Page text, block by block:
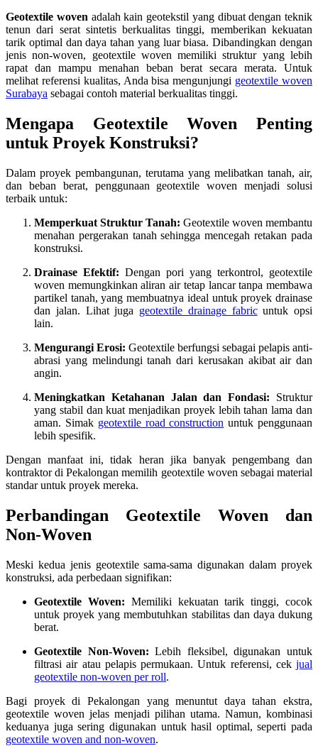
Geotextile woven adalah kain geotekstil yang dibuat dengan teknik
tenun dari serat sintetis berkualitas tinggi, memberikan kekuatan
tarik optimal dan daya tahan yang luar biasa. Dibandingkan dengan
jenis non-woven, geotextile woven memiliki struktur yang lebih
rapat dan mampu menahan beban berat secara merata. Untuk
melihat referensi kualitas, Anda bisa mengunjungi geotextile woven
Surabaya sebagai contoh material berkualitas tinggi.
Mengapa Geotextile Woven Penting
untuk Proyek Konstruksi?
Dalam proyek pembangunan, terutama yang melibatkan tanah, air,
dan beban berat, penggunaan geotextile woven menjadi solusi
terbaik untuk:
Memperkuat Struktur Tanah: Geotextile woven membantu
menahan pergerakan tanah sehingga mencegah retakan pada
konstruksi.
Drainase Efektif: Dengan pori yang terkontrol, geotextile
woven memungkinkan aliran air tetap lancar tanpa membawa
partikel tanah, yang membuatnya ideal untuk proyek drainase
dan jalan. Lihat juga geotextile drainage fabricuntuk opsi
lain.
Mengurangi Erosi: Geotextile berfungsi sebagai pelapis anti-
abrasi yang melindungi tanah dari kerusakan akibat air dan
angin.
Meningkatkan Ketahanan Jalan dan Fondasi: Struktur
yang stabil dan kuat menjadikan proyek lebih tahan lama dan
aman. Simak geotextile road construction untuk penggunaan
lebih spesifik.
Dengan manfaat ini, tidak heran jika banyak pengembang dan
kontraktor di Pekalongan memilih geotextile woven sebagai material
standar untuk proyek mereka.
Perbandingan Geotextile Woven dan
Non-Woven
Meski kedua jenis geotextile sama-sama digunakan dalam proyek
konstruksi, ada perbedaan signifikan:
Geotextile Woven: Memiliki kekuatan tarik tinggi, cocok
untuk proyek yang membutuhkan stabilitas dan daya dukung
berat.
Geotextile Non-Woven: Lebih fleksibel, digunakan untuk
filtrasi air atau pelapis permukaan. Untuk referensi, cek jual
geotextile non-woven per roll.
Bagi proyek di Pekalongan yang menuntut daya tahan ekstra,
geotextile woven jelas menjadi pilihan utama. Namun, kombinasi
keduanya juga sering digunakan untuk hasil optimal, seperti pada
geotextile woven and non-woven.